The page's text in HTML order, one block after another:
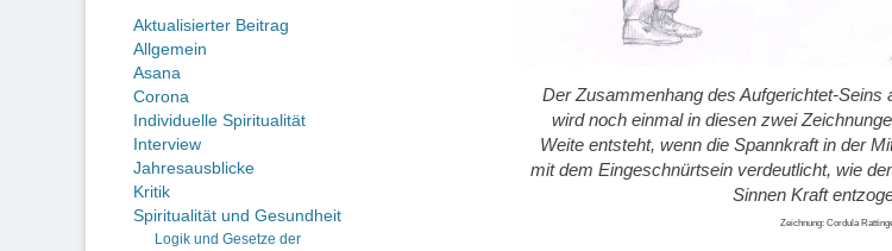
Der Zusammenhang des Aufgerichtet-
wird noch einmal in diesen zwei
Weite entsteht, wenn die Spannkraft in der
mit dem Eingeschnürtsein verdeutlicht, wie
Sinnen Kraft
Zeichnung: Cordula
Aktualisierter Beitrag
Allgemein
Asana
Corona
Individuelle Spiritualität
Interview
Jahresausblicke
Kritik
Spiritualität und Gesundheit
Logik und Gesetze der